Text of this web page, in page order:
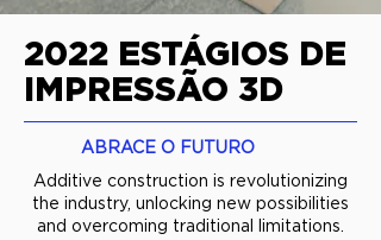
2022 ESTÁGIOS DE
IMPRESSÃO 3D
ABRACE O FUTURO
Additive construction is revolutionizing
the industry, unlocking new possibilities
and overcoming traditional limitations.